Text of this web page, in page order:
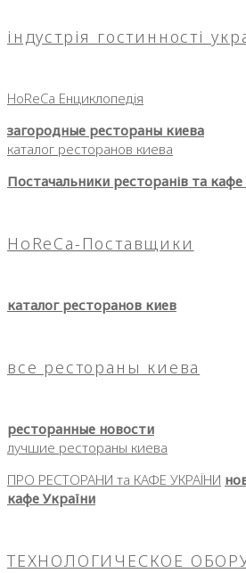
індустрія гостинності
HoReCa Енциклопедія
загородные рестораны киева
каталог ресторанов киева
Постачальники ресторанів та кафе
HoReCa-Поставщики
каталог ресторанов киев
все рестораны киева
ресторанные новости
лучшие рестораны киева
ПРО РЕСТОРАНИ та КАФЕ УКРАЇНИ
кафе України
ТЕХНОЛОГИЧЕСКОЕ